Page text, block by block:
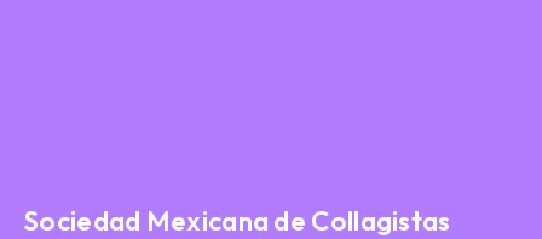
Sociedad Mexicana de Collagistas